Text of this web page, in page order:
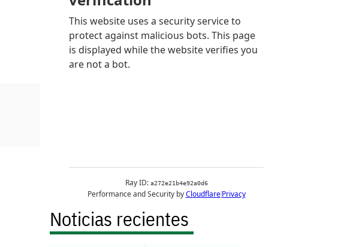
Noticias recientes